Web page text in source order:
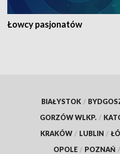
Łowcy pasjonatów
BIAŁYSTOK /
GORZÓW WLKP. /
KRAKÓW / LUBLIN /
OPOLE / POZNAŃ /